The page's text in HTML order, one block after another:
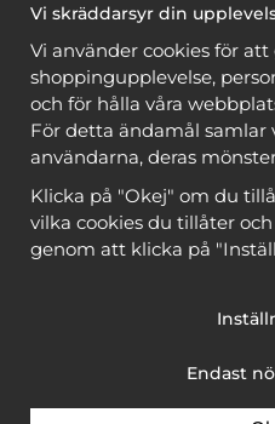
ner många mönster
när du handlar garn till
är
gratis när
Bli
Copyright © 2026,
Vi skräddarsyr din
Vi använder cookies för
shoppingupplevelse,
och för hålla våra
För detta ändamål
användarna, deras
Klicka på "Okej" om du
vilka cookies du tillåter
genom att klicka på
Endast